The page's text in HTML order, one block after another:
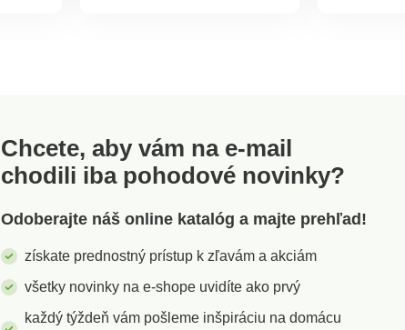
Chcete, aby vám na e-mail
chodili iba pohodové novinky?
Odoberajte náš online katalóg a majte prehľad!
získate prednostný prístup k zľavám a akciám
všetky novinky na e-shope uvidíte ako prvý
každý týždeň vám pošleme inšpiráciu na domácu